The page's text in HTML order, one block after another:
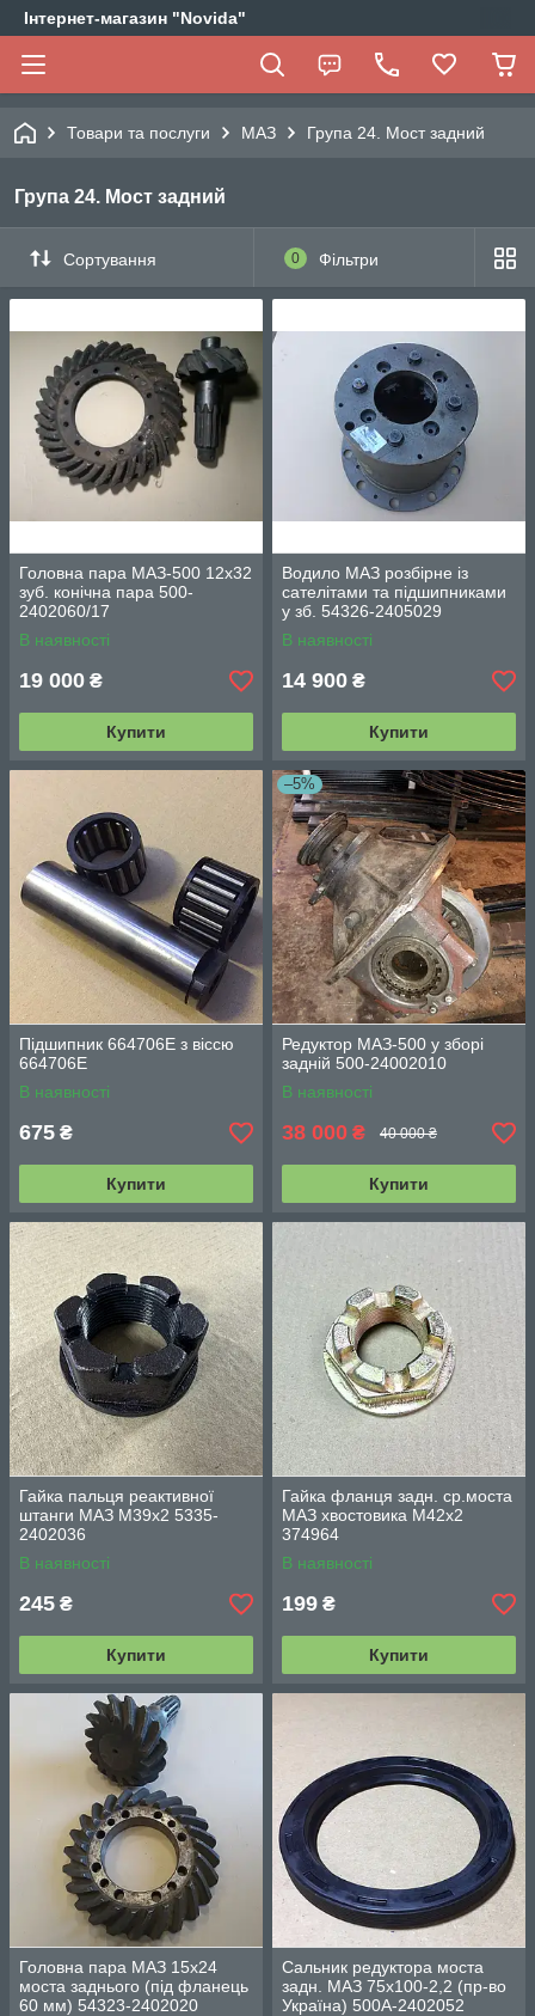
Інтернет-магазин "Novida"
Товари та послуги МАЗ Група 24. Мост задний
Група 24. Мост задний
Сортування 0 Фільтри
Головна пара МАЗ-500 12x32
зуб. конічна пара 500-
2402060/17
В наявності
19 000 ₴
Купити
Водило МАЗ розбірне із
сателітами та підшипниками
у зб. 54326-2405029
В наявності
14 900 ₴
Купити
Підшипник 664706Е з віссю
664706Е
В наявності
675 ₴
Купити
–5%
Редуктор МАЗ-500 у зборі
задній 500-24002010
В наявності
38 000 ₴ 40 000 ₴
Купити
Гайка пальця реактивної
штанги МАЗ М39х2 5335-
2402036
В наявності
245 ₴
Купити
Гайка фланця задн. ср.моста
МАЗ хвостовика М42х2
374964
В наявності
199 ₴
Купити
Головна пара МАЗ 15x24
моста заднього (під фланець
60 мм) 54323-2402020
Сальник редуктора моста
задн. МАЗ 75х100-2,2 (пр-во
Україна) 500А-2402052